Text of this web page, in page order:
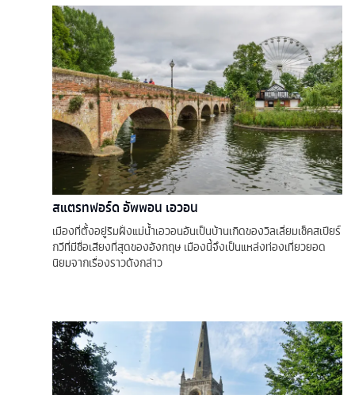
สแตรทฟอร์ด อัพพอน เอวอน
เมืองที่ตั้งอยู่ริมฝั่งแม่น้ำเอวอนอันเป็นบ้านเกิดของวิลเลี่ยมเช็คสเปียร์
กวีที่มีชื่อเสียงที่สุดของอังกฤษ เมืองนี้จึงเป็นแหล่งท่องเที่ยวยอด
นิยมจากเรื่องราวดังกล่าว